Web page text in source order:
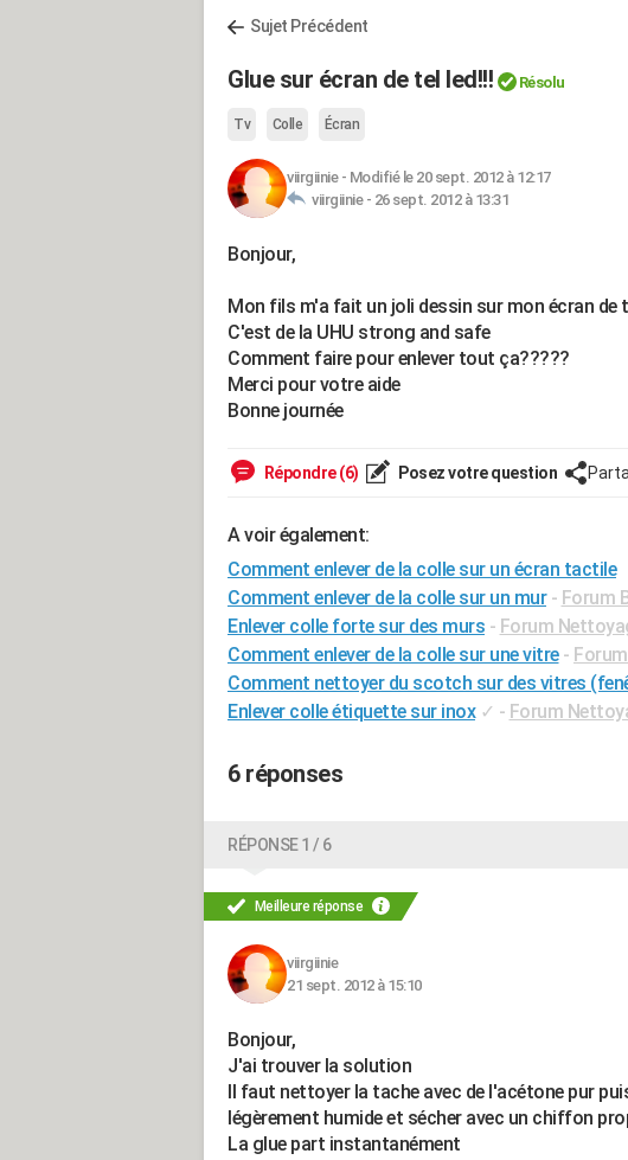
Sujet Précédent
Glue sur écran de tel led!!! Résolu
Tv Colle Écran
viirgiinie- Modifié le 20 sept. 2012 à 12:17
viirgiinie - 26 sept. 2012 à 13:31
Bonjour,
Mon fils m'a fait un joli dessin sur mon écran de
C'est de la UHU strong and safe
Comment faire pour enlever tout ça?????
Merci pour votre aide
Bonne journée
Répondre (6) Posez votre question
A voir également:
Comment enlever de la colle sur un écran tactile
Comment enlever de la colle sur un mur - Forum
Enlever colle forte sur des murs - Forum
Comment enlever de la colle sur une vitre -
Comment nettoyer du scotch sur des vitres
Enlever colle étiquette sur inox ✓ - Forum
6 réponses
RÉPONSE 1 / 6
Meilleure réponse
viirgiinie
21 sept. 2012 à 15:10
Bonjour,
J'ai trouver la solution
Il faut nettoyer la tache avec de l'acétone pur
légèrement humide et sécher avec un chiffon
La glue part instantanément